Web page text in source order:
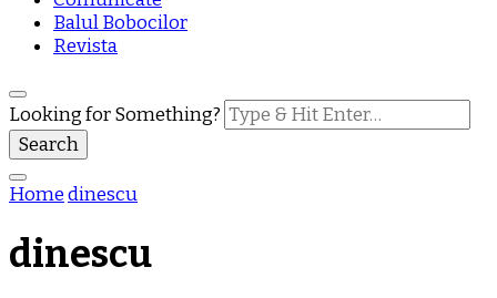
Balul Bobocilor
Revista
Looking for Something?
Homedinescu
dinescu